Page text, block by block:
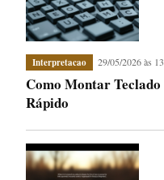
Interpretacao 29/05/2026 às
Como Montar
Rápido